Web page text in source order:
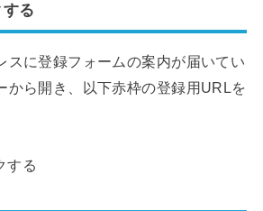
る
スに登録フォームの案内が届いてい
から開き、以下赤枠の登録用URLを